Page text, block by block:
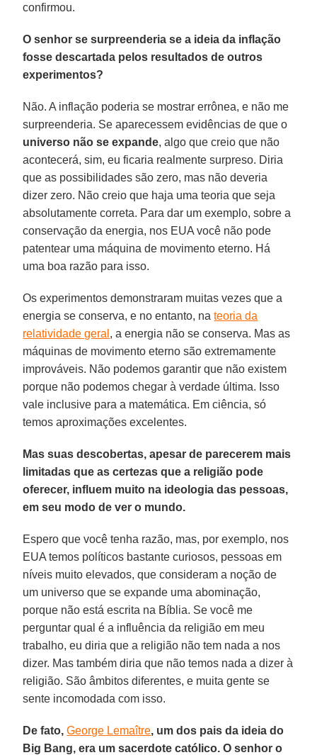
confirmou.
O senhor se surpreenderia se a ideia da inflação
fosse descartada pelos resultados de outros
experimentos?
Não. A inflação poderia se mostrar errônea, e não me
surpreenderia. Se aparecessem evidências de que o
universo não se expande, algo que creio que não
acontecerá, sim, eu ficaria realmente surpreso. Diria
que as possibilidades são zero, mas não deveria
dizer zero. Não creio que haja uma teoria que seja
absolutamente correta. Para dar um exemplo, sobre a
conservação da energia, nos EUA você não pode
patentear uma máquina de movimento eterno. Há
uma boa razão para isso.
Os experimentos demonstraram muitas vezes que a
energia se conserva, e no entanto, nateoria da
relatividade geral , a energia não se conserva. Mas as
máquinas de movimento eterno são extremamente
improváveis. Não podemos garantir que não existem
porque não podemos chegar à verdade última. Isso
vale inclusive para a matemática. Em ciência, só
temos aproximações excelentes.
Mas suas descobertas, apesar de parecerem mais
limitadas que as certezas que a religião pode
oferecer, influem muito na ideologia das pessoas,
em seu modo de ver o mundo.
Espero que você tenha razão, mas, por exemplo, nos
EUA temos políticos bastante curiosos, pessoas em
níveis muito elevados, que consideram a noção de
um universo que se expande uma abominação,
porque não está escrita na Bíblia. Se você me
perguntar qual é a influência da religião em meu
trabalho, eu diria que a religião não tem nada a nos
dizer. Mas também diria que não temos nada a dizer à
religião. São âmbitos diferentes, e muita gente se
sente incomodada com isso.
De fato,George Lemaître, um dos pais da ideia do
Big Bang, era um sacerdote católico. O senhor o